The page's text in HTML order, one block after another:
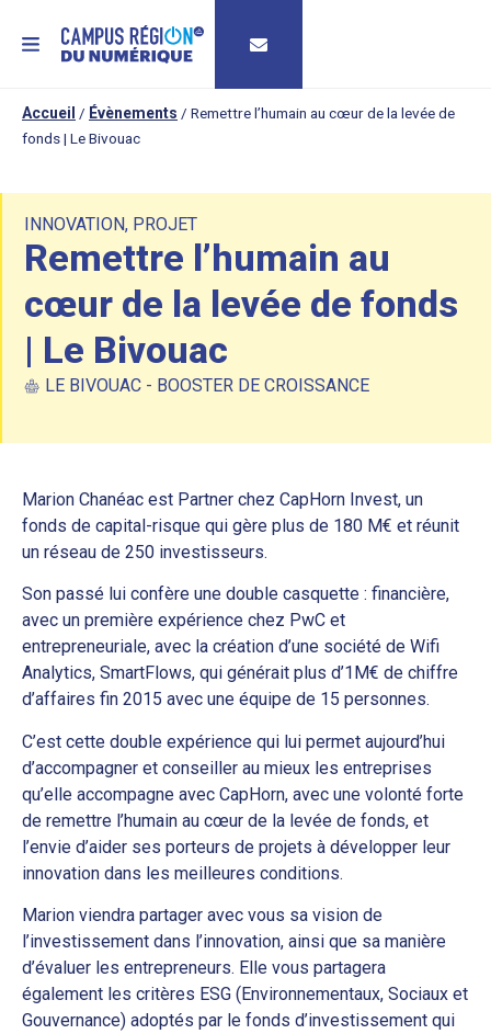
MENU
Accueil / Évènements / Remettre l’humain au cœur de la levée de
fonds | Le Bivouac
INNOVATION, PROJET
Remettre l’humain au
cœur de la levée de fonds
| Le Bivouac
LE BIVOUAC - BOOSTER DE CROISSANCE
Marion Chanéac est Partner chez CapHorn Invest, un
fonds de capital-risque qui gère plus de 180 M€ et réunit
un réseau de 250 investisseurs.
Son passé lui confère une double casquette : financière,
avec un première expérience chez PwC et
entrepreneuriale, avec la création d’une société de Wifi
Analytics, SmartFlows, qui générait plus d’1M€ de chiffre
d’affaires fin 2015 avec une équipe de 15 personnes.
C’est cette double expérience qui lui permet aujourd’hui
d’accompagner et conseiller au mieux les entreprises
qu’elle accompagne avec CapHorn, avec une volonté forte
de remettre l’humain au cœur de la levée de fonds, et
l’envie d’aider ses porteurs de projets à développer leur
innovation dans les meilleures conditions.
Marion viendra partager avec vous sa vision de
l’investissement dans l’innovation, ainsi que sa manière
d’évaluer les entrepreneurs. Elle vous partagera
également les critères ESG (Environnementaux, Sociaux et
Gouvernance) adoptés par le fonds d’investissement qui